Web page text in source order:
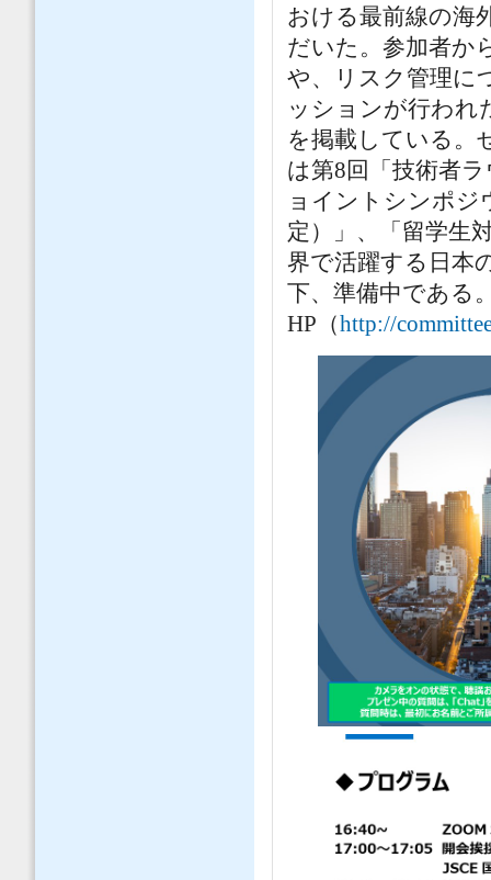
おける最前線の海
だいた。参加者か
や、リスク管理に
ッションが行われ
を掲載している。
は第8回「技術者
ョイントシンポジ
定）」、「留学生
界で活躍する日本
下、準備中である
HP（http://